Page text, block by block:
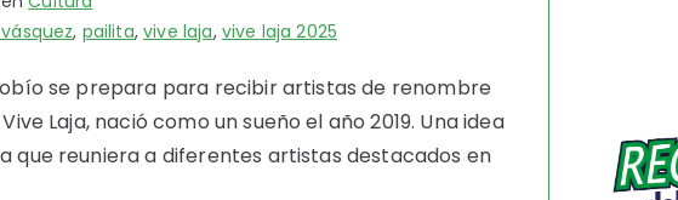
, pailita,vive laja, vive laja 2025
se prepara para recibir artistas de renombre
Laja, nació como un sueño el año 2019. Una idea
que reuniera a diferentes artistas destacados en